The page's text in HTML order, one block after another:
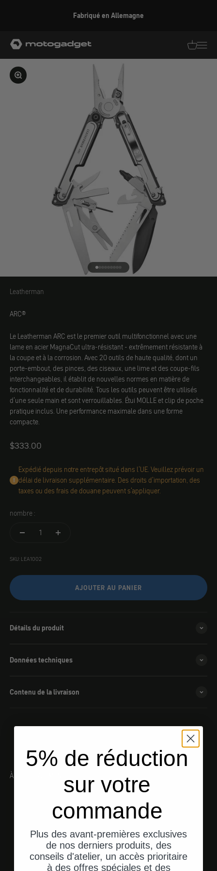
Fabriqué en Allemagne
motogadget GmbH
Agrandir l'image
Aller à l'élément 1
Aller à l'élément 2
Aller à l'élément 3
Aller à l'élément 4
Aller à l'élément 5
Aller à l'élément 6
Aller à l'élément 7
Aller à l'élément 8
Aller à l'élément 9
Leatherman
Leatherman
ARC®
Le Leatherman ARC est le premier outil multifonctionnel avec une
lame en acier MagnaCut ultra-résistant - extrêmement résistante à
la coupe et à la corrosion. Avec 20 outils de haute qualité, dont un
porte-embout, des pinces, des ciseaux, une lime et des coupe-fils
interchangeables, il établit de nouvelles normes en matière de
fonctionnalité et de durabilité. Tous les outils peuvent être utilisés
d'une seule main et sont verrouillables. Étui MOLLE et clip de poche
pratique inclus. Une performance maximale dans une forme
compacte.
Angebot
$333.00
Expédié depuis notre entrepôt situé dans l'UE. Veuillez prévoir un
délai de livraison supplémentaire. Des droits d'importation, des
taxes ou des frais de douane peuvent s'appliquer.
nombre :
SKU: LEA1002
AJOUTER AU PANIER
Détails du produit
Données techniques
Contenu de la livraison
À VOIR ÉGALEMENT
5% de réduction
sur votre
commande
Plus des avant-premières exclusives
de nos derniers produits, des
conseils d'atelier, un accès prioritaire
à des offres spéciales et des